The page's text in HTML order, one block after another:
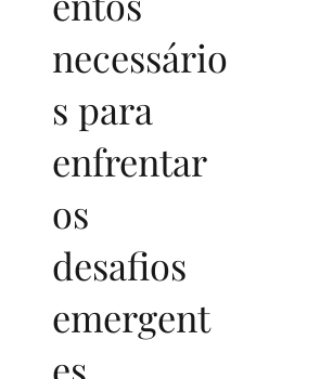
necessário
s para
enfrentar
os
desafios
emergent
es,